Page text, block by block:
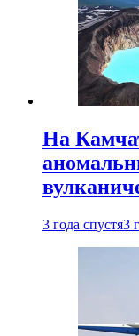
На
3 года спустя3